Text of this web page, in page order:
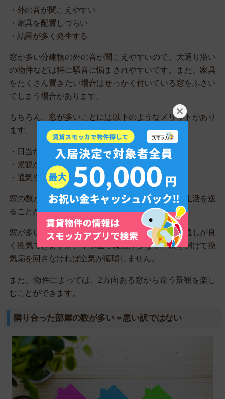
・外の音が聞こえやすい
・家具を配置しづらい
・結露が多く発生する
窓が多い分建物の外の音が聞こえやすいので、大通り沿い
の物件などは特に騒音に悩まされやすいです。また、家具
をたくさん置きたい場合はせっかく付いている窓をふさい
でしまう場合があります。
もちろん、窓が多いことには以下のようなメリットがあり
ます。
・日当たりが良い
・景観が良い
・通気性が良く換気しやすい
窓の数が多ければその分、日当たり良く健康的な生活を送
ることができます。
窓が多い角部屋では、部屋の窓を開けるだけで風通しが良
く換気できますが、中部屋では窓が少なく、窓を開けて換
気扇を回さなければ空気が循環しません。
また、物件によっては、2方向ある窓から違う景観を楽し
むことができます。
隣り合った部屋の数が多い＝悪い訳ではない